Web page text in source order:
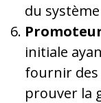
du
initiale
fournir des
prouver la